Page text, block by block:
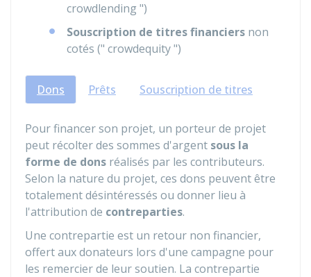
crowdlending ")
Souscription de titres financiers non
cotés (" crowdequity ")
Dons Prêts Souscription de titres
Pour financer son projet, un porteur de projet
peut récolter des sommes d'argent sous la
forme de dons réalisés par les contributeurs.
Selon la nature du projet, ces dons peuvent être
totalement désintéressés ou donner lieu à
l'attribution de contreparties.
Une contrepartie est un retour non financier,
offert aux donateurs lors d'une campagne pour
les remercier de leur soutien. La contrepartie